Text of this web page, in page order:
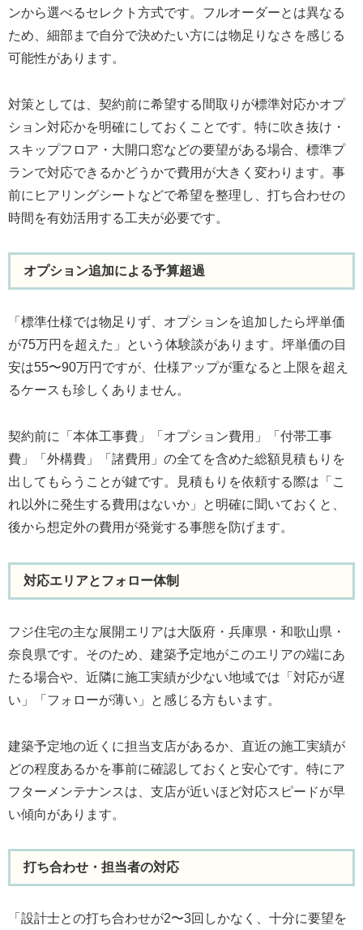
ンから選べるセレクト方式です。フルオーダーとは異なる
ため、細部まで自分で決めたい方には物足りなさを感じる
可能性があります。
対策としては、契約前に希望する間取りが標準対応かオプ
ション対応かを明確にしておくことです。特に吹き抜け・
スキップフロア・大開口窓などの要望がある場合、標準プ
ランで対応できるかどうかで費用が大きく変わります。事
前にヒアリングシートなどで希望を整理し、打ち合わせの
時間を有効活用する工夫が必要です。
オプション追加による予算超過
「標準仕様では物足りず、オプションを追加したら坪単価
が75万円を超えた」という体験談があります。坪単価の目
安は55〜90万円ですが、仕様アップが重なると上限を超え
るケースも珍しくありません。
契約前に「本体工事費」「オプション費用」「付帯工事
費」「外構費」「諸費用」の全てを含めた総額見積もりを
出してもらうことが鍵です。見積もりを依頼する際は「こ
れ以外に発生する費用はないか」と明確に聞いておくと、
後から想定外の費用が発覚する事態を防げます。
対応エリアとフォロー体制
フジ住宅の主な展開エリアは大阪府・兵庫県・和歌山県・
奈良県です。そのため、建築予定地がこのエリアの端にあ
たる場合や、近隣に施工実績が少ない地域では「対応が遅
い」「フォローが薄い」と感じる方もいます。
建築予定地の近くに担当支店があるか、直近の施工実績が
どの程度あるかを事前に確認しておくと安心です。特にア
フターメンテナンスは、支店が近いほど対応スピードが早
い傾向があります。
打ち合わせ・担当者の対応
「設計士との打ち合わせが2〜3回しかなく、十分に要望を